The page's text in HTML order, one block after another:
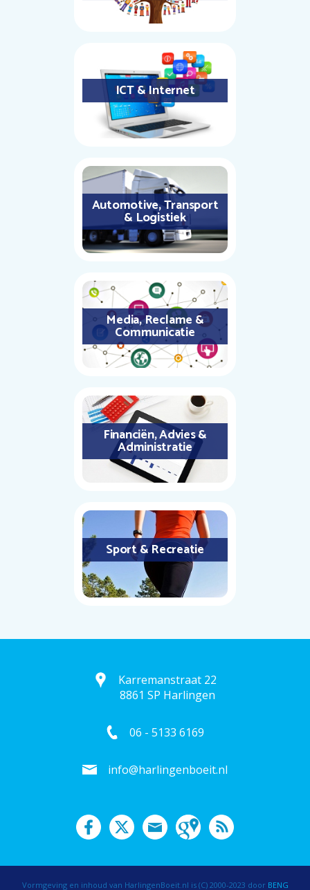
ICT & Internet
Automotive, Transport
& Logistiek
Media, Reclame &
Communicatie
Financiën, Advies &
Administratie
Sport & Recreatie
Karremanstraat 22
8861 SP Harlingen
06 - 5133 6169
info@harlingenboeit.nl
Vormgeving en inhoud van HarlingenBoeit.nl is (C) 2000-2023 door BENG